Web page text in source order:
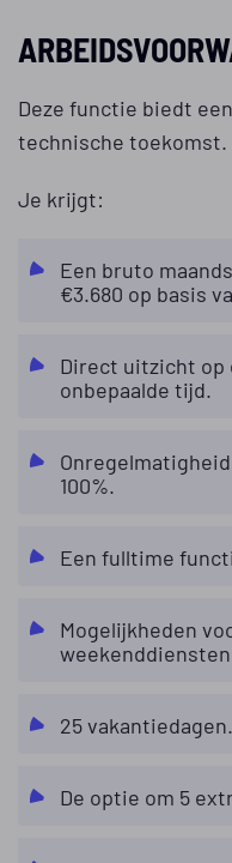
Deze functie biedt
technische toekomst.
Je krijgt:
Een bruto
€3.680 op basis
Direct uitzicht op
onbepaalde tijd.
100%.
Een fulltime
Mogelijkheden
25 vakantiedagen.
De optie om 5